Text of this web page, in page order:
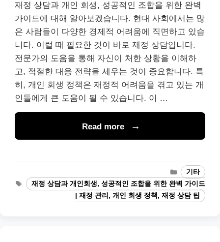
재정 상담과 개인 회생, 성공적인 조합을 위한 완벽
가이드에 대해 알아보겠습니다. 현대 사회에서는 많
은 사람들이 다양한 경제적 어려움에 직면하고 있습
니다. 이럴 때 필요한 것이 바로 재정 상담입니다.
전문가의 도움을 통해 자신이 처한 상황을 이해하
고, 적절한 대응 전략을 세우는 것이 중요합니다. 특
히, 개인 회생 정책은 재정적 어려움을 겪고 있는 개
인들에게 큰 도움이 될 수 있습니다. 이 …
Read more
Categories
기타
Tags
재정 상담과 개인회생, 성공적인 조합을 위한 완벽 가이드
| 재정 관리, 개인 회생 정책, 재정 상담 팁